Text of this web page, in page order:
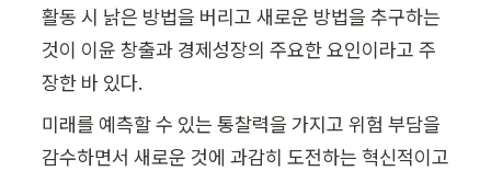
활동 시 낡은 방법을 버리고 새로운 방법을 추구하는
것이 이윤 창출과 경제성장의 주요한 요인이라고 주
장한 바 있다.
미래를 예측할 수 있는 통찰력을 가지고 위험 부담을
감수하면서 새로운 것에 과감히 도전하는 혁신적이고